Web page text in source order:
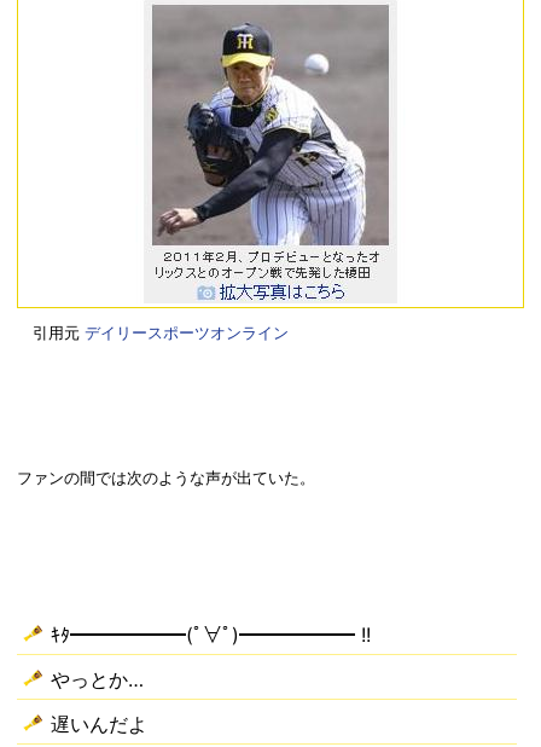
引用元デイリースポーツオンライン
ファンの間では次のような声が出ていた。
ｷﾀ━━━━━━(ﾟ∀ﾟ)━━━━━━ !!
やっとか…
遅いんだよ